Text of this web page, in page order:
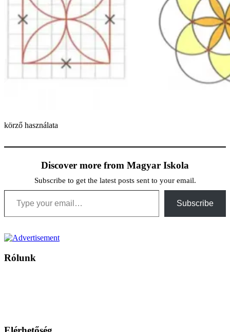
körző használata
Discover more from Magyar Iskola
Subscribe to get the latest posts sent to your email.
Type your email…
Subscribe
Rólunk